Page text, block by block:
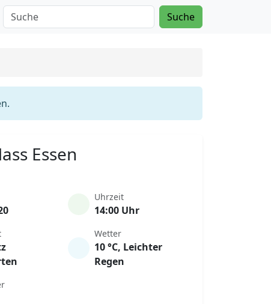
Suche
Essen
Uhrzeit
14:00 Uhr
Wetter
10 °C, Leichter
Regen